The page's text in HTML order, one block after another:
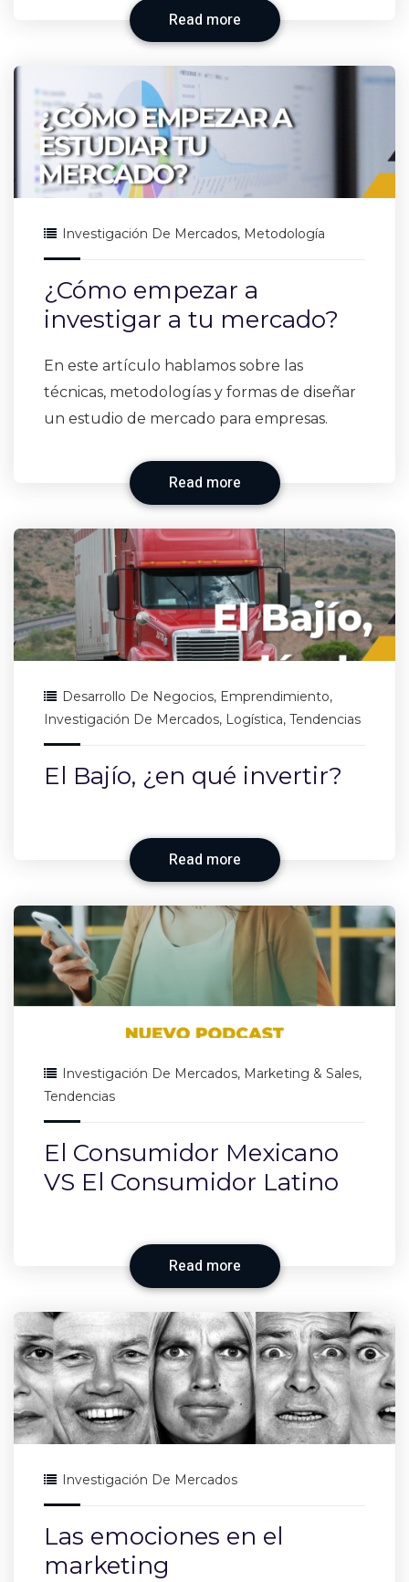
Read more
Investigación De Mercados, Metodología
¿Cómo empezar a
investigar a tu mercado?
En este artículo hablamos sobre las
técnicas, metodologías y formas de diseñar
un estudio de mercado para empresas.
Read more
Desarrollo De Negocios, Emprendimiento,
Investigación De Mercados, Logística, Tendencias
El Bajío, ¿en qué invertir?
Read more
Investigación De Mercados, Marketing & Sales,
Tendencias
El Consumidor Mexicano
VS El Consumidor Latino
Read more
Investigación De Mercados
Las emociones en el
marketing